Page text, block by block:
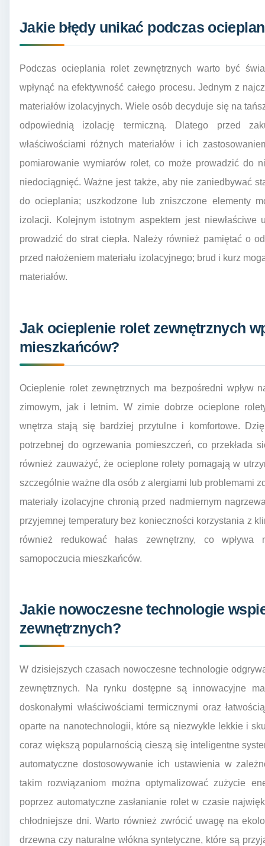
Jakie błędy unikać podczas
Podczas ocieplania rolet zewnętrznych warto być
wpłynąć na efektywność całego procesu. Jednym z
materiałów izolacyjnych. Wiele osób decyduje się na
odpowiednią izolację termiczną. Dlatego przed
właściwościami różnych materiałów i ich
pomiarowanie wymiarów rolet, co może prowadzić do
niedociągnięć. Ważne jest także, aby nie zaniedbywać
do ocieplania; uszkodzone lub zniszczone elementy
izolacji. Kolejnym istotnym aspektem jest niewłaściwe
prowadzić do strat ciepła. Należy również pamiętać o
przed nałożeniem materiału izolacyjnego; brud i kurz
materiałów.
Jak ocieplenie rolet zewnętrznych
mieszkańców?
Ocieplenie rolet zewnętrznych ma bezpośredni wpływ
zimowym, jak i letnim. W zimie dobrze ocieplone
wnętrza stają się bardziej przytulne i komfortowe.
potrzebnej do ogrzewania pomieszczeń, co przekłada
również zauważyć, że ocieplone rolety pomagają w
szczególnie ważne dla osób z alergiami lub problemami
materiały izolacyjne chronią przed nadmiernym
przyjemnej temperatury bez konieczności korzystania z
również redukować hałas zewnętrzny, co
samopoczucia mieszkańców.
Jakie nowoczesne technologie
zewnętrznych?
W dzisiejszych czasach nowoczesne technologie
zewnętrznych. Na rynku dostępne są innowacyjne
doskonałymi właściwościami termicznymi oraz
oparte na nanotechnologii, które są niezwykle lekkie i
coraz większą popularnością cieszą się inteligentne
automatyczne dostosowywanie ich ustawienia w
takim rozwiązaniom można optymalizować zużycie
poprzez automatyczne zasłanianie rolet w czasie
chłodniejsze dni. Warto również zwrócić uwagę na
drzewna czy naturalne włókna syntetyczne, które są